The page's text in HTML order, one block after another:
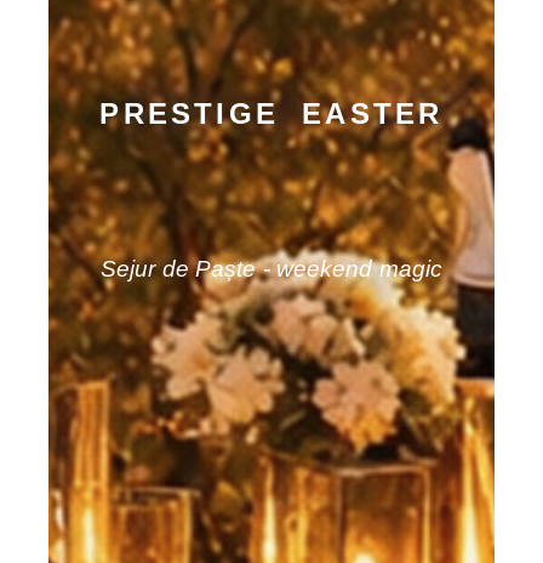
PRESTIGE EASTER
Sejur de Paște - weekend magic